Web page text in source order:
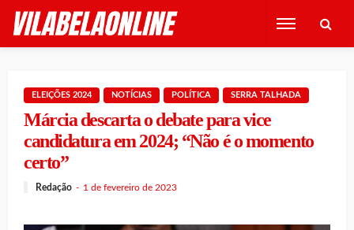
ELEIÇÕES 2024 NOTÍCIAS POLÍTICA SERRA TALHADA
Márcia descarta o debate para vice
candidatura em 2024; “Não é o momento
certo”
Redação 1 de fevereiro de 2023